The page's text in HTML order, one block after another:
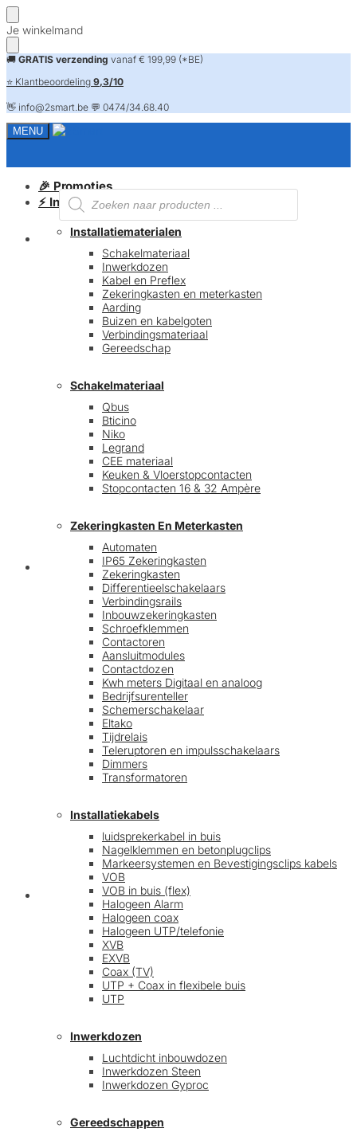
Skip
to
navigation
Skip
to
content
Je winkelmand
🚚 GRATIS verzending vanaf € 199,99 (*BE)
⭐ Klantbeoordeling 9,3/10
👋 info@2smart.be 💬 0474/34.68.40
MENU
Producten
zoeken
FAQ
Mijn account
🎉 Promoties
⚡ Installatiematerialen
Installatiematerialen
Schakelmateriaal
Inwerkdozen
Kabel en Preflex
Zekeringkasten en meterkasten
Aarding
Buizen en kabelgoten
Verbindingsmateriaal
Gereedschap
Schakelmateriaal
Qbus
Bticino
Niko
Legrand
CEE materiaal
Keuken & Vloerstopcontacten
Stopcontacten 16 & 32 Ampère
Zekeringkasten En Meterkasten
Automaten
IP65 Zekeringkasten
Zekeringkasten
Differentieelschakelaars
Verbindingsrails
Inbouwzekeringkasten
Schroefklemmen
Contactoren
Aansluitmodules
Contactdozen
Kwh meters Digitaal en analoog
Bedrijfsurenteller
Schemerschakelaar
Eltako
Tijdrelais
Teleruptoren en impulsschakelaars
Dimmers
Transformatoren
Installatiekabels
luidsprekerkabel in buis
Nagelklemmen en betonplugclips
Markeersystemen en Bevestigingsclips kabels
VOB
VOB in buis (flex)
Halogeen Alarm
Halogeen coax
Halogeen UTP/telefonie
XVB
EXVB
Coax (TV)
UTP + Coax in flexibele buis
UTP
Inwerkdozen
Luchtdicht inbouwdozen
Inwerkdozen Steen
Inwerkdozen Gyproc
Gereedschappen